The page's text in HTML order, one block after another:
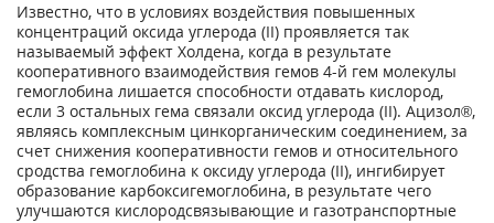
Известно, что в условиях воздействия повышенных
концентраций оксида углерода (II) проявляется так
называемый эффект Холдена, когда в результате
кооперативного взаимодействия гемов 4-й гем молекулы
гемоглобина лишается способности отдавать кислород,
если 3 остальных гема связали оксид углерода (II). Ацизол®,
являясь комплексным цинкорганическим соединением, за
счет снижения кооперативности гемов и относительного
сродства гемоглобина к оксиду углерода (II), ингибирует
образование карбоксигемоглобина, в результате чего
улучшаются кислородсвязывающие и газотранспортные